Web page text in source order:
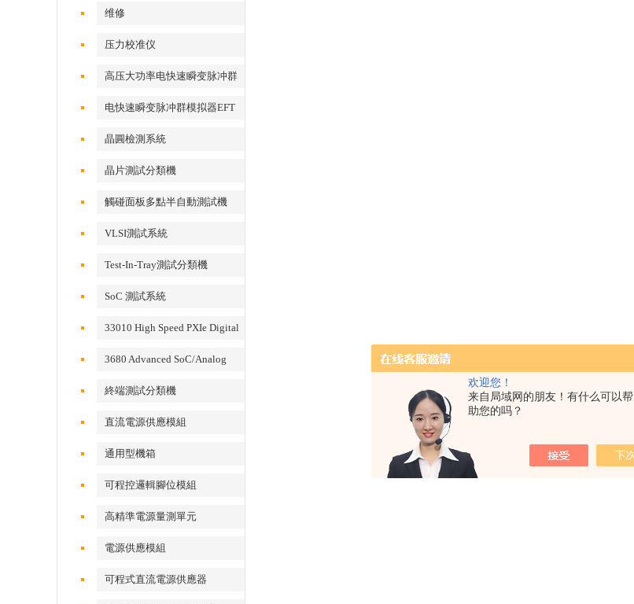
欢迎您！
来自局域网的朋友！有什么可以帮
助您的吗？
维修
压力校准仪
高压大功率电快速瞬变脉冲群
测试系统
电快速瞬变脉冲群模拟器EFT
500x
晶圓檢測系統
晶片測試分類機
觸碰面板多點半自動測試機
VLSI測試系統
Test-In-Tray測試分類機
SoC 測試系統
33010 High Speed PXIe Digital
3680 Advanced SoC/Analog
Test System
終端測試分類機
直流電源供應模組
通用型機箱
可程控邏輯腳位模組
高精準電源量測單元
電源供應模組
可程式直流電源供應器